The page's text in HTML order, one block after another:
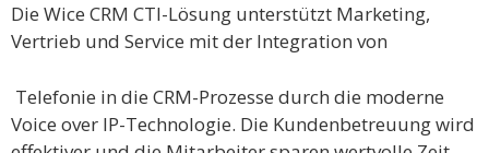
Die Wice CRM CTI-Lösung unterstützt Marketing,
Vertrieb und Service mit der Integration von
Telefonie in die CRM-Prozesse durch die moderne
Voice over IP-Technologie. Die Kundenbetreuung wird